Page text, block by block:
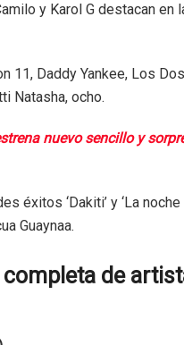
y Karol G destacan en
11, Daddy Yankee, Los
Natasha, ocho.
nuevo sencillo y
éxitos ‘Dakiti’ y ‘La noche
Guaynaa.
de